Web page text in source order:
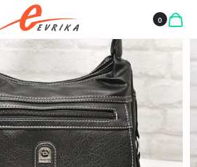
0
ГОЛЯМ